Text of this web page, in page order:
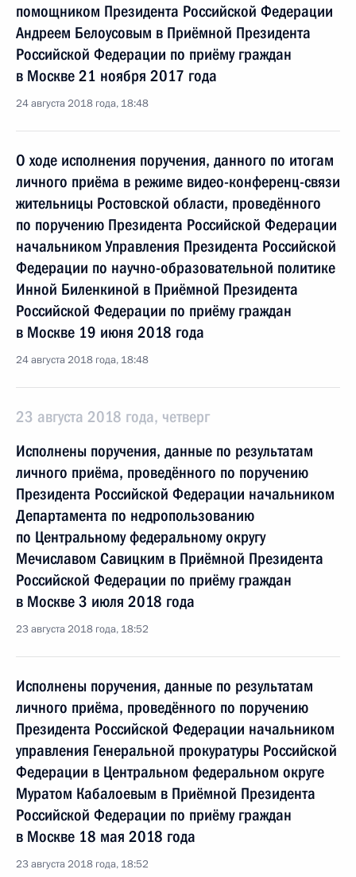
помощником Президента Российской Федерации
Андреем Белоусовым в Приёмной Президента
Российской Федерации по приёму граждан
в Москве 21 ноября 2017 года
24 августа 2018 года, 18:48
О ходе исполнения поручения, данного по итогам
личного приёма в режиме видео-конференц-связи
жительницы Ростовской области, проведённого
по поручению Президента Российской Федерации
начальником Управления Президента Российской
Федерации по научно-образовательной политике
Инной Биленкиной в Приёмной Президента
Российской Федерации по приёму граждан
в Москве 19 июня 2018 года
24 августа 2018 года, 18:48
23 августа 2018 года, четверг
Исполнены поручения, данные по результатам
личного приёма, проведённого по поручению
Президента Российской Федерации начальником
Департамента по недропользованию
по Центральному федеральному округу
Мечиславом Савицким в Приёмной Президента
Российской Федерации по приёму граждан
в Москве 3 июля 2018 года
23 августа 2018 года, 18:52
Исполнены поручения, данные по результатам
личного приёма, проведённого по поручению
Президента Российской Федерации начальником
управления Генеральной прокуратуры Российской
Федерации в Центральном федеральном округе
Муратом Кабалоевым в Приёмной Президента
Российской Федерации по приёму граждан
в Москве 18 мая 2018 года
23 августа 2018 года, 18:52